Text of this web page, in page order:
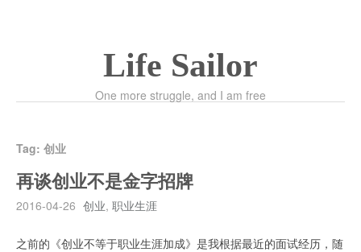
Life Sailor
One more struggle, and I am free
Tag: 创业
再谈创业不是金字招牌
2016-04-26 创业, 职业生涯
之前的《创业不等于职业生涯加成》是我根据最近的面试经历，随